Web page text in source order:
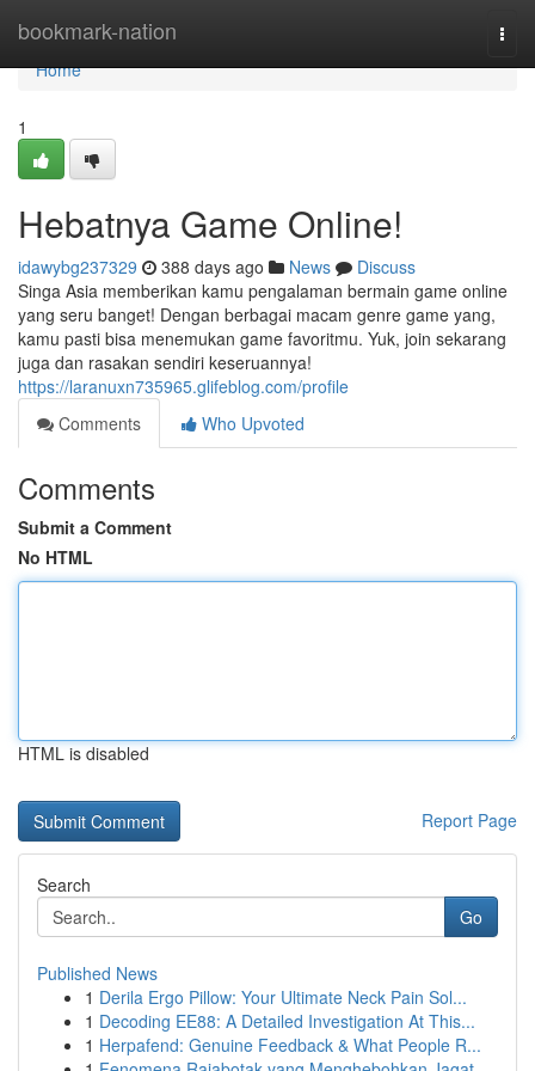
bookmark-nation
Home
Home
1
Hebatnya Game Online!
idawybg237329 388 days ago News
Discuss
Singa Asia memberikan kamu pengalaman bermain game online
yang seru banget! Dengan berbagai macam genre game yang,
kamu pasti bisa menemukan game favoritmu. Yuk, join sekarang
juga dan rasakan sendiri keseruannya!
https://laranuxn735965.glifeblog.com/profile
Comments
Who Upvoted
Comments
Submit a Comment
No HTML
HTML is disabled
Report Page
Search
Go
Published News
1 Derila Ergo Pillow: Your Ultimate Neck Pain Sol...
1 Decoding EE88: A Detailed Investigation At This...
1 Herpafend: Genuine Feedback & What People R...